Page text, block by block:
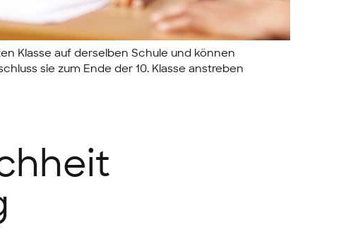
Klasse auf derselben Schule und können
sie zum Ende der 10. Klasse anstreben